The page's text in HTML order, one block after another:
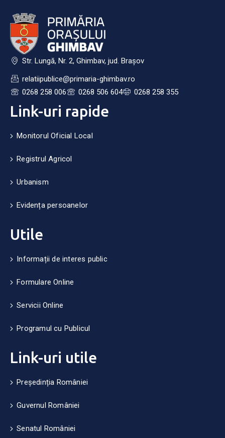
Str. Lungă, Nr. 2, Ghimbav, jud. Brașov
relatiipublice@primaria-ghimbav.ro
0268 258 006
0268 506 604 0268 258 355
Link-uri rapide
Monitorul Oficial Local
Registrul Agricol
Urbanism
Evidența persoanelor
Utile
Informații de interes public
Formulare Online
Servicii Online
Programul cu Publicul
Link-uri utile
Președinția României
Guvernul României
Senatul României